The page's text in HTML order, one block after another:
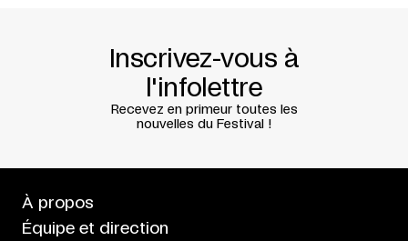
Inscrivez-vous à
l'infolettre
Recevez en primeur toutes les
nouvelles du Festival !
À propos
Équipe et direction